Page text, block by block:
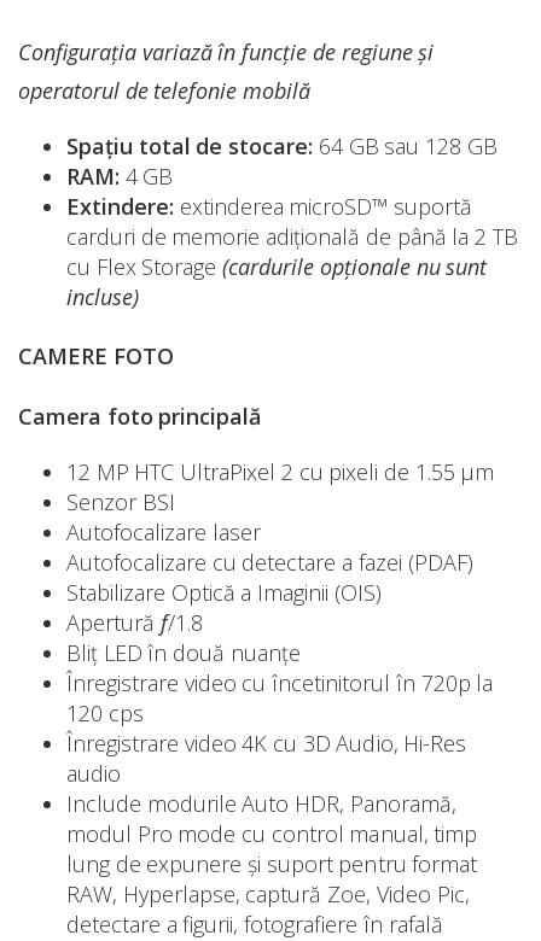
Configurația variază în funcție de regiune și
operatorul de telefonie mobilă
Spațiu total de stocare: 64 GB sau 128 GB
RAM: 4 GB
Extindere: extinderea microSD™ suportă
carduri de memorie adițională de până la 2 TB
cu Flex Storage(cardurile opționale nu sunt
incluse)
CAMERE FOTO
Camera foto principală
12 MP HTC UltraPixel 2 cu pixeli de 1.55 μm
Senzor BSI
Autofocalizare laser
Autofocalizare cu detectare a fazei (PDAF)
Stabilizare Optică a Imaginii (OIS)
Apertură f/1.8
Bliț LED în două nuanțe
Înregistrare video cu încetinitorul în 720p la
120 cps
Înregistrare video 4K cu 3D Audio, Hi-Res
audio
Include modurile Auto HDR, Panoramă,
modul Pro mode cu control manual, timp
lung de expunere și suport pentru format
RAW, Hyperlapse, captură Zoe, Video Pic,
detectare a figurii, fotografiere în rafală